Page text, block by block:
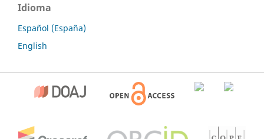
Idioma
Español (España)
English